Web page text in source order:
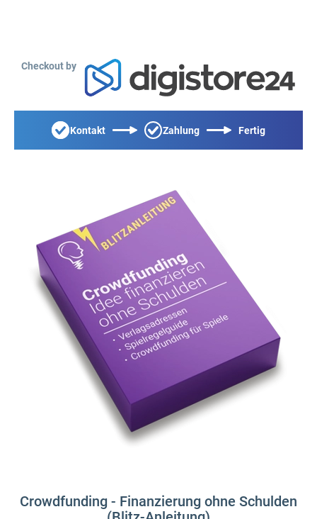
Checkout by
Kontakt Zahlung Fertig
Crowdfunding - Finanzierung ohne Schulden